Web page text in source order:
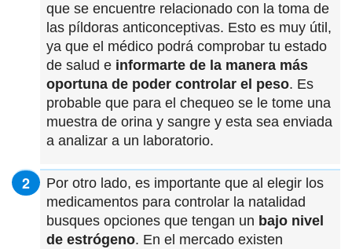
que se encuentre relacionado con la toma de
las píldoras anticonceptivas. Esto es muy útil,
ya que el médico podrá comprobar tu estado
de salud e informarte de la manera más
oportuna de poder controlar el peso. Es
probable que para el chequeo se le tome una
muestra de orina y sangre y esta sea enviada
a analizar a un laboratorio.
Por otro lado, es importante que al elegir los
medicamentos para controlar la natalidad
busques opciones que tengan un bajo nivel
de estrógeno. En el mercado existen